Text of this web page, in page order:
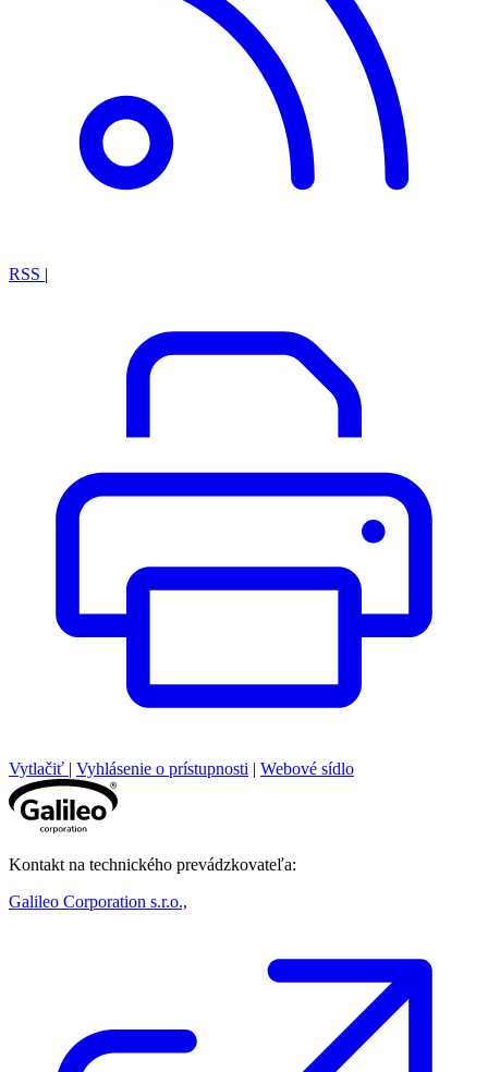
RSS |
Vytlačiť | Vyhlásenie o prístupnosti | Webové sídlo
Kontakt na technického prevádzkovateľa:
Galileo Corporation s.r.o.,